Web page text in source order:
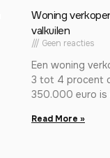
Woning
valkuilen
Geen reacties
Een woning
3 tot 4 procent
350.000 euro
Read More »